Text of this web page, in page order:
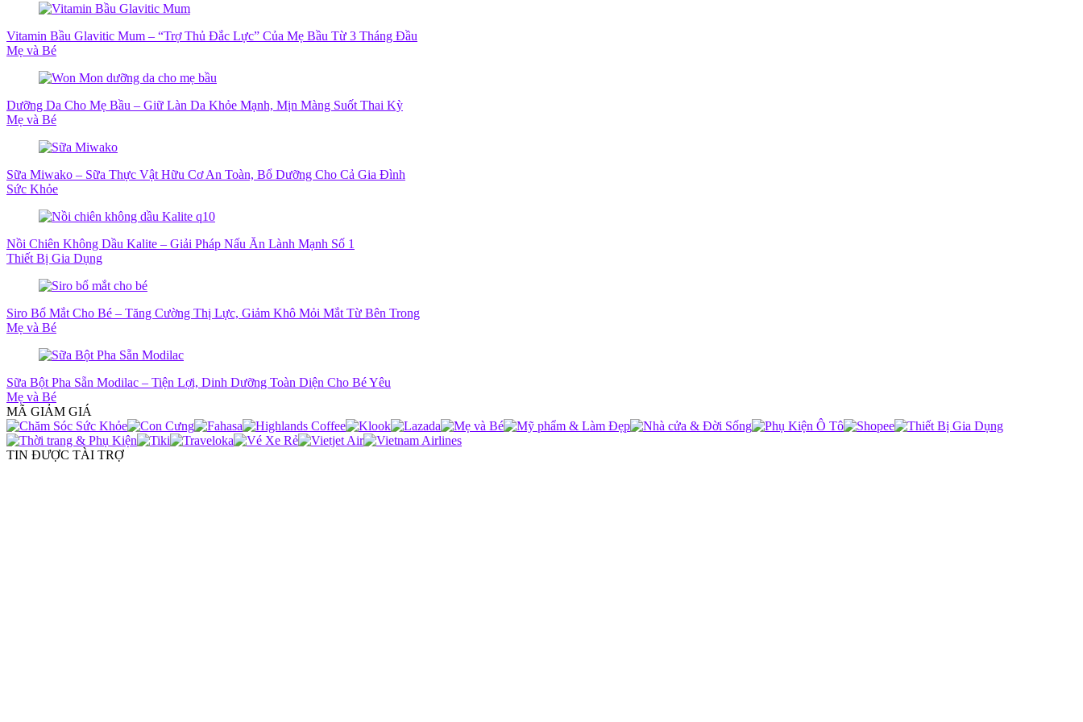
Vitamin Bầu Glavitic Mum – “Trợ Thủ Đắc Lực” Của Mẹ Bầu Từ 3 Tháng Đầu
Mẹ và Bé
Dưỡng Da Cho Mẹ Bầu – Giữ Làn Da Khỏe Mạnh, Mịn Màng Suốt Thai Kỳ
Mẹ và Bé
Sữa Miwako – Sữa Thực Vật Hữu Cơ An Toàn, Bổ Dưỡng Cho Cả Gia Đình
Sức Khỏe
Nồi Chiên Không Dầu Kalite – Giải Pháp Nấu Ăn Lành Mạnh Số 1
Thiết Bị Gia Dụng
Siro Bổ Mắt Cho Bé – Tăng Cường Thị Lực, Giảm Khô Mỏi Mắt Từ Bên Trong
Mẹ và Bé
Sữa Bột Pha Sẵn Modilac – Tiện Lợi, Dinh Dưỡng Toàn Diện Cho Bé Yêu
Mẹ và Bé
MÃ GIẢM GIÁ
TIN ĐƯỢC TÀI TRỢ